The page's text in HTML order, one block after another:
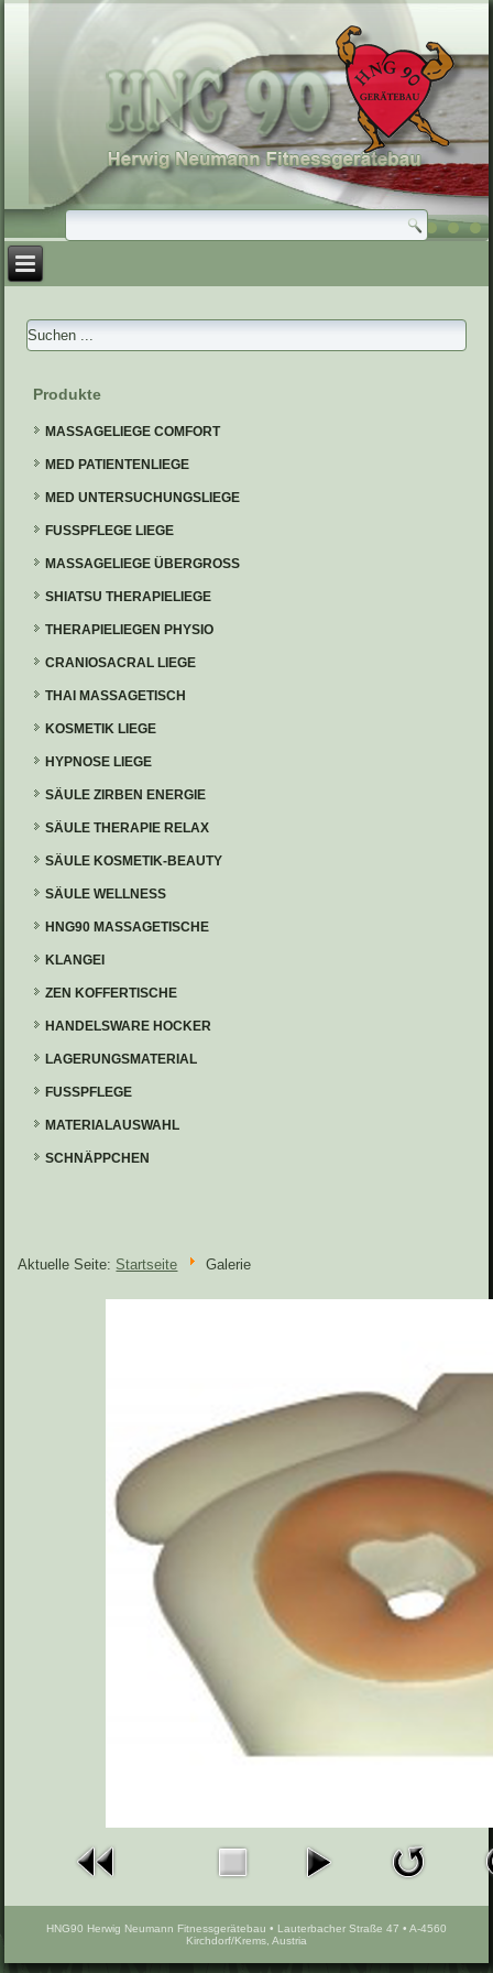
Produkte
MASSAGELIEGE COMFORT
MED PATIENTENLIEGE
MED UNTERSUCHUNGSLIEGE
FUSSPFLEGE LIEGE
MASSAGELIEGE ÜBERGROSS
SHIATSU THERAPIELIEGE
THERAPIELIEGEN PHYSIO
CRANIOSACRAL LIEGE
THAI MASSAGETISCH
KOSMETIK LIEGE
HYPNOSE LIEGE
SÄULE ZIRBEN ENERGIE
SÄULE THERAPIE RELAX
SÄULE KOSMETIK-BEAUTY
SÄULE WELLNESS
HNG90 MASSAGETISCHE
KLANGEI
ZEN KOFFERTISCHE
HANDELSWARE HOCKER
LAGERUNGSMATERIAL
FUSSPFLEGE
MATERIALAUSWAHL
SCHNÄPPCHEN
Aktuelle Seite: Startseite Galerie
HNG90 Herwig Neumann Fitnessgerätebau • Lauterbacher Straße 47 • A-4560
Kirchdorf/Krems, Austria